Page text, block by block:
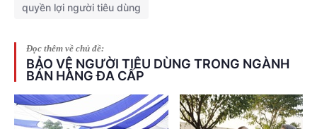
quyền lợi người tiêu dùng
Đọc thêm về chủ đề:
BẢO VỆ NGƯỜI TIÊU DÙNG TRONG NGÀNH
BÁN HÀNG ĐA CẤP